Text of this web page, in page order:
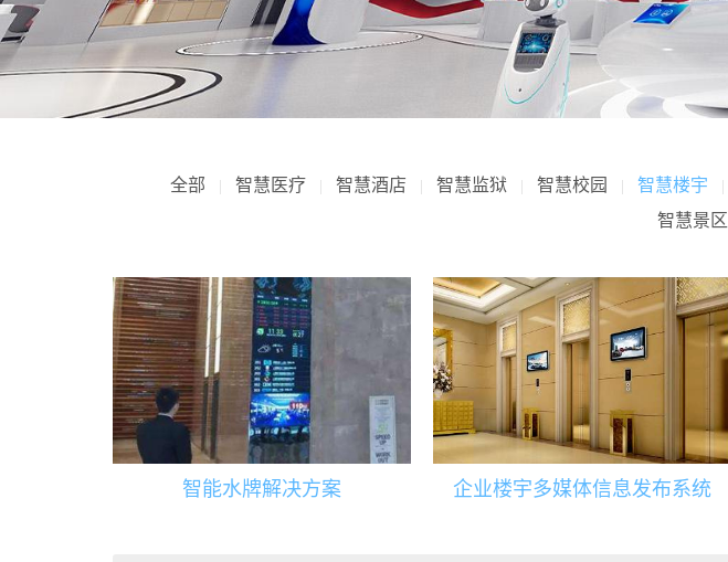
全部 智慧医疗 智慧酒店 智慧监狱 智慧校园 智慧楼宇
智慧景区
智能水牌解决方案 企业楼宇多媒体信息发布系统